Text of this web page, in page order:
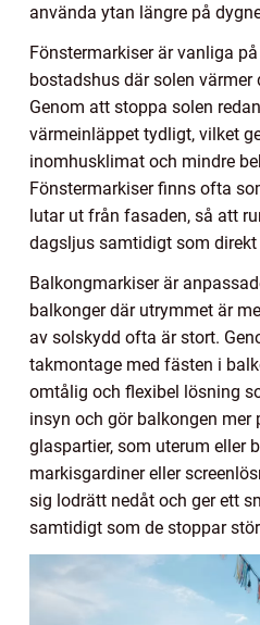
använda ytan längre på
Fönstermarkiser är vanliga
bostadshus där solen
Genom att stoppa solen
värmeinläppet tydligt, vilket
inomhusklimat och mindre
Fönstermarkiser finns ofta
lutar ut från fasaden, så att
dagsljus samtidigt som
Balkongmarkiser är
balkonger där utrymmet är
av solskydd ofta är stort.
takmontage med fästen i
omtålig och flexibel lösning
insyn och gör balkongen mer
glaspartier, som uterum eller
markisgardiner eller
sig lodrätt nedåt och ger ett
samtidigt som de stoppar